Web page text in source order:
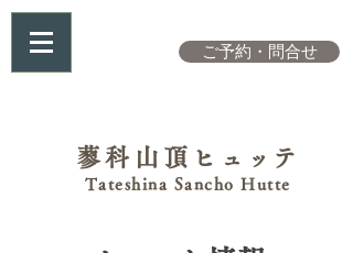
ご予約・問合せ
蓼科山頂 ヒュッテ
Tateshina Sancho Hutte